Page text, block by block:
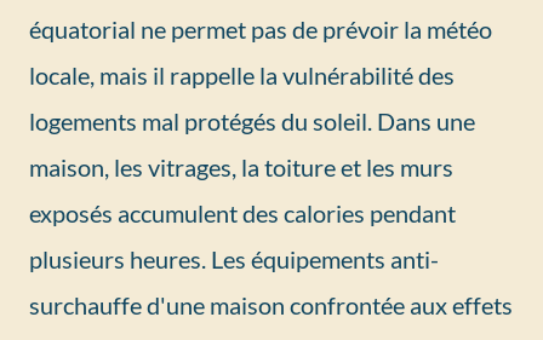
équatorial ne permet pas de prévoir la météo
locale, mais il rappelle la vulnérabilité des
logements mal protégés du soleil. Dans une
maison, les vitrages, la toiture et les murs
exposés accumulent des calories pendant
plusieurs heures. Les équipements anti-
surchauffe d'une maison confrontée aux effets